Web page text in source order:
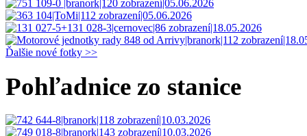
Ďalšie nové fotky >>
Pohľadnice zo stanice